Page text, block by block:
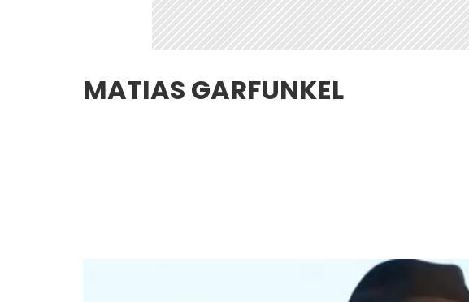
MATIAS GARFUNKEL